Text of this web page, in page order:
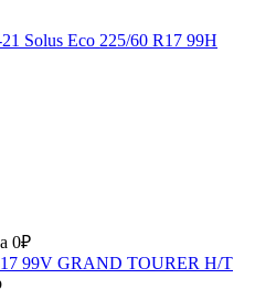
Solus Eco 225/60 R17 99H
0₽